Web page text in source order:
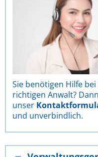
Sie benötigen Hilfe
richtigen Anwalt?
unser
und unverbindlich.